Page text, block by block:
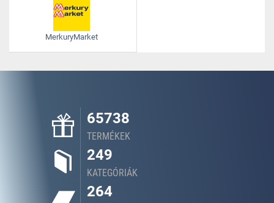
MerkuryMarket
65738
TERMÉKEK
249
KATEGÓRIÁK
264